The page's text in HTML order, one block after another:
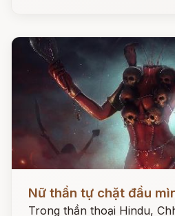
Nữ thần tự chặt đầu
Trong thần thoại Hindu,